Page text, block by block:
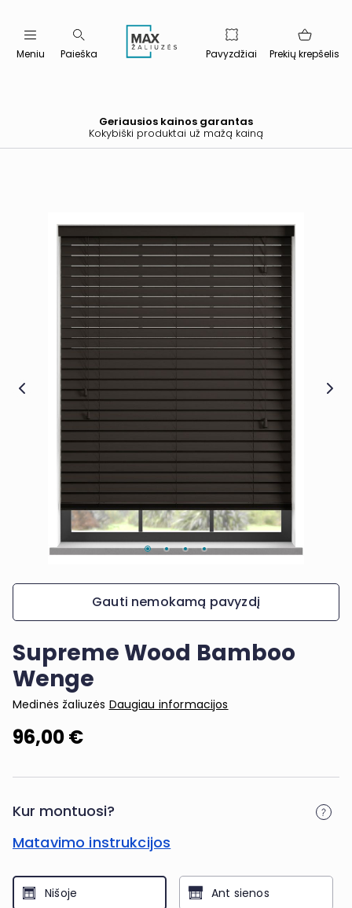
Meniu Paieška Pavyzdžiai Prekių krepšelis
Geriausios kainos garantas
Kokybiški produktai už mažą kainą
Gauti nemokamą pavyzdį
Supreme Wood Bamboo
Wenge
Medinės žaliuzės Daugiau informacijos
96,00 €
Kur montuosi?
Matavimo instrukcijos
Nišoje Ant sienos